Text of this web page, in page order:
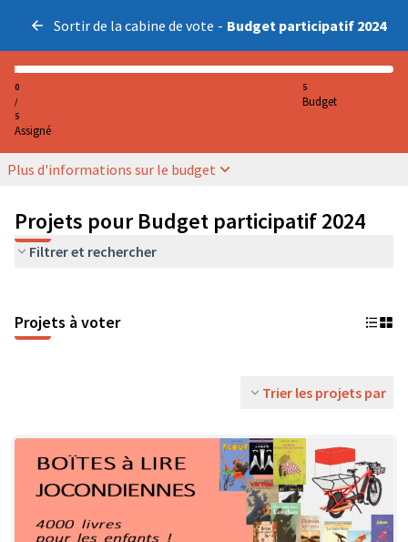
Sortir de la cabine de vote - Budget participatif 2024
0
/
5
Assigné
5
Budget
Plus d'informations sur le budget
Projets pour Budget participatif 2024
Filtrer et rechercher
Projets à voter
Trier les projets par